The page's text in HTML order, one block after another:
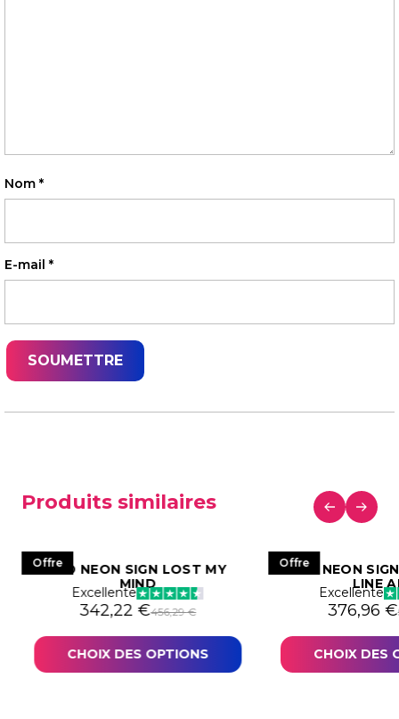
Nom *
E-mail *
Produits similaires
OffreLED NEON SIGN LOST MY
MIND
Excellente
456,29€
Le prix initial était : 456,29 €.
342,22 €
Le prix actuel est : 342,22 €.
CHOIX DES OPTIONS
Offre
LED NEON
LINE
Excellente
Le prix
376,96 €
Le prix
CHOIX DES